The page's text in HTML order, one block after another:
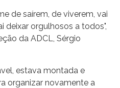
de saírem, de viverem, vai
deixar orgulhosos a todos",
da ADCL, Sérgio
estava montada e
organizar novamente a